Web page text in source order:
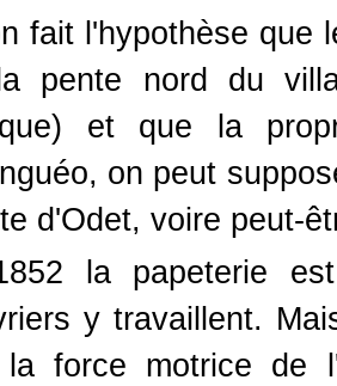
fait l'hypothèse que
pente nord du
et que la
on peut
d'Odet, voire peut-
la papeterie
y travaillent.
la force motrice de